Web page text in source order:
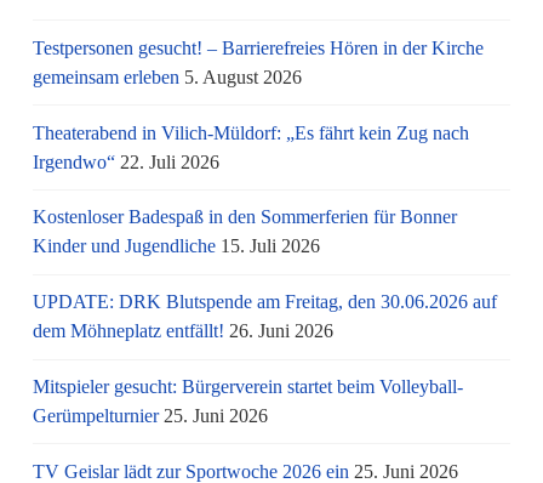
Testpersonen gesucht! – Barrierefreies Hören in der Kirche
gemeinsam erleben 5. August 2026
Theaterabend in Vilich-Müldorf: „Es fährt kein Zug nach
Irgendwo“ 22. Juli 2026
Kostenloser Badespaß in den Sommerferien für Bonner
Kinder und Jugendliche 15. Juli 2026
UPDATE: DRK Blutspende am Freitag, den 30.06.2026 auf
dem Möhneplatz entfällt! 26. Juni 2026
Mitspieler gesucht: Bürgerverein startet beim Volleyball-
Gerümpelturnier 25. Juni 2026
TV Geislar lädt zur Sportwoche 2026 ein 25. Juni 2026